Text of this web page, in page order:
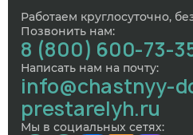
Работаем круглосуточно,
Позвонить нам:
8 (800) 600-73-
Написать нам на почту:
info@chastnyy-
prestarelyh.ru
Мы в социальных сетях: